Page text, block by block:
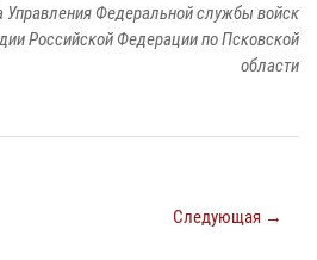
Управления Федеральной службы войск
Российской Федерации по Псковской
области
Следующая →